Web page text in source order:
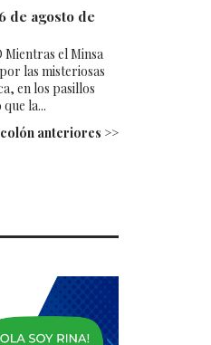
de agosto de
el Minsa
las misteriosas
en los pasillos
la...
anteriores >>